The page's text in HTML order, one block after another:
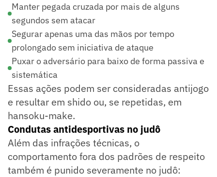
Manter pegada cruzada por mais de alguns
segundos sem atacar
Segurar apenas uma das mãos por tempo
prolongado sem iniciativa de ataque
Puxar o adversário para baixo de forma passiva e
sistemática
Essas ações podem ser consideradas antijogo
e resultar em shido ou, se repetidas, em
hansoku-make.
Condutas antidesportivas no judô
Além das infrações técnicas, o
comportamento fora dos padrões de respeito
também é punido severamente no judô: